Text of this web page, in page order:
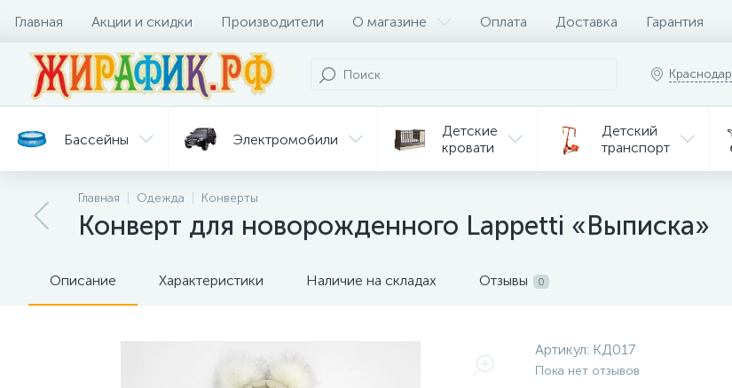
Главная Акции и скидки Производители О магазине Оплата Доставка Гарантия
Краснодар
Бассейны Электромобили
Детские
кровати
Детский
транспорт
Батуты Велосипеды
и уход
горки
для кормления
Главная Одежда Конверты
Конверт для новорожденного Lappetti «Выписка»
Описание Характеристики Наличие на складах Отзывы 0
Артикул: КД017
Пока нет отзывов